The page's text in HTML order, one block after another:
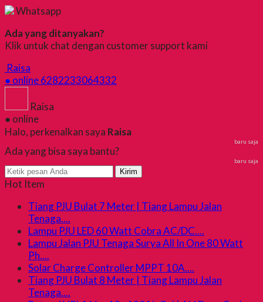
Whatsapp
Ada yang ditanyakan?
Klik untuk chat dengan customer support kami
Raisa
● online6282233064332
Raisa
● online
Halo, perkenalkan saya Raisa
baru saja
Ada yang bisa saya bantu?
baru saja
Kirim
Hot Item
Tiang PJU Bulat 7 Meter | Tiang Lampu Jalan
Tenaga....
Lampu PJU LED 60 Watt Cobra AC/DC....
Lampu Jalan PJU Tenaga Surya All In One 80 Watt
Ph....
Solar Charge Controller MPPT 10A....
Tiang PJU Bulat 8 Meter | Tiang Lampu Jalan
Tenaga....